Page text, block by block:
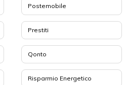
Postemobile
Prestiti
Qonto
Risparmio Energetico